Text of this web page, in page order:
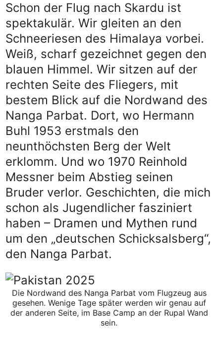
Schon der Flug nach Skardu ist
spektakulär. Wir gleiten an den
Schneeriesen des Himalaya vorbei.
Weiß, scharf gezeichnet gegen den
blauen Himmel. Wir sitzen auf der
rechten Seite des Fliegers, mit
bestem Blick auf die Nordwand des
Nanga Parbat. Dort, wo Hermann
Buhl 1953 erstmals den
neunthöchsten Berg der Welt
erklomm. Und wo 1970 Reinhold
Messner beim Abstieg seinen
Bruder verlor. Geschichten, die mich
schon als Jugendlicher fasziniert
haben – Dramen und Mythen rund
um den „deutschen Schicksalsberg“,
den Nanga Parbat.
Die Nordwand des Nanga Parbat vom Flugzeug aus
gesehen. Wenige Tage später werden wir genau auf
der anderen Seite, im Base Camp an der Rupal Wand
sein.